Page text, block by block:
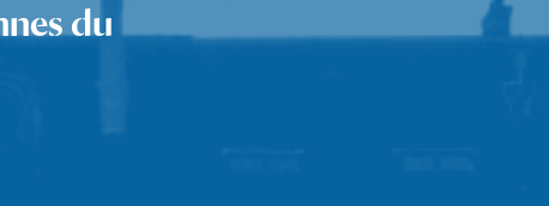
du